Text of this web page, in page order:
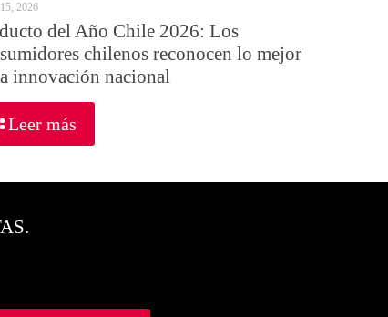
2026
del Año Chile 2026: Los
chilenos reconocen lo mejor
innovación nacional
Leer más